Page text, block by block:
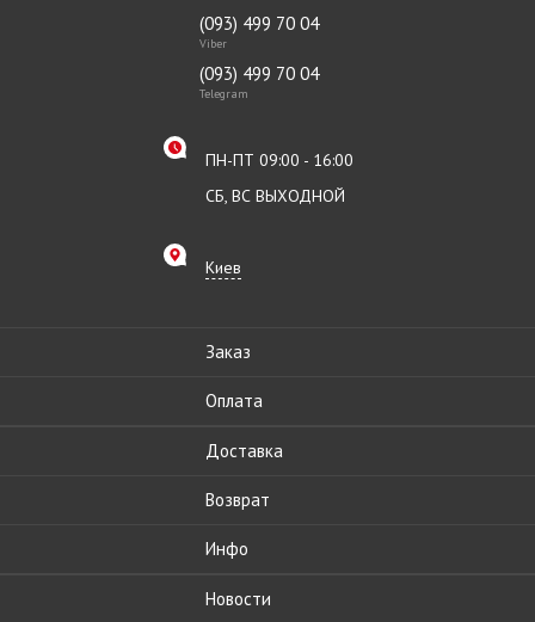
(093) 499 70 04
Viber
(093) 499 70 04
Telegram
ПН-ПТ 09:00 - 16:00
СБ, ВС ВЫХОДНОЙ
Киев
Заказ
Оплата
Доставка
Возврат
Инфо
Новости